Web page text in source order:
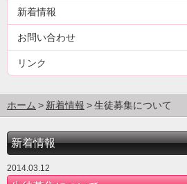
新着情報
お問い合わせ
リンク
ホーム 新着情報 生徒募集について
新着情報
2014.03.12